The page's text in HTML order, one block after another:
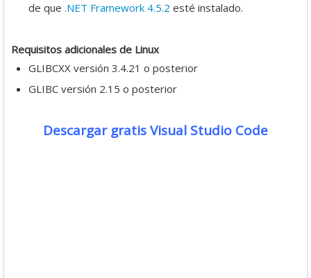
de que .NET Framework 4.5.2 esté instalado.
Requisitos adicionales de Linux
GLIBCXX versión 3.4.21 o posterior
GLIBC versión 2.15 o posterior
Descargar gratis Visual Studio Code